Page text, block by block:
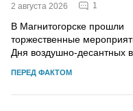
2 августа 2026 1
В Магнитогорске прошли
торжественные
Дня воздушно-десантных
ПЕРЕД ФАКТОМ